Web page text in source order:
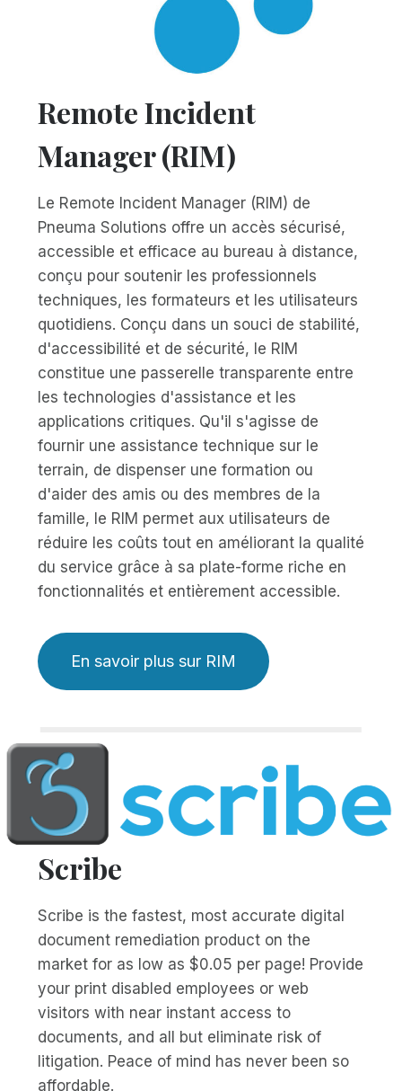
Remote Incident
Manager (RIM)
Le Remote Incident Manager (RIM) de
Pneuma Solutions offre un accès sécurisé,
accessible et efficace au bureau à distance,
conçu pour soutenir les professionnels
techniques, les formateurs et les utilisateurs
quotidiens. Conçu dans un souci de stabilité,
d'accessibilité et de sécurité, le RIM
constitue une passerelle transparente entre
les technologies d'assistance et les
applications critiques. Qu'il s'agisse de
fournir une assistance technique sur le
terrain, de dispenser une formation ou
d'aider des amis ou des membres de la
famille, le RIM permet aux utilisateurs de
réduire les coûts tout en améliorant la qualité
du service grâce à sa plate-forme riche en
fonctionnalités et entièrement accessible.
En savoir plus sur RIM
Scribe
Scribe is the fastest, most accurate digital
document remediation product on the
market for as low as $0.05 per page! Provide
your print disabled employees or web
visitors with near instant access to
documents, and all but eliminate risk of
litigation. Peace of mind has never been so
affordable.